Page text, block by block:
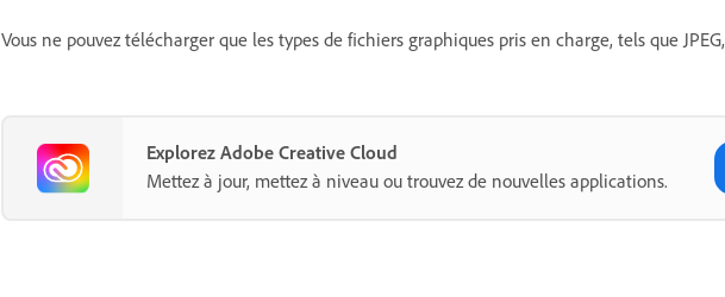
Vous ne pouvez télécharger que les types de fichiers graphiques pris en charge, tels que JPEG,
Explorez Adobe Creative Cloud
Mettez à jour, mettez à niveau ou trouvez de nouvelles applications.